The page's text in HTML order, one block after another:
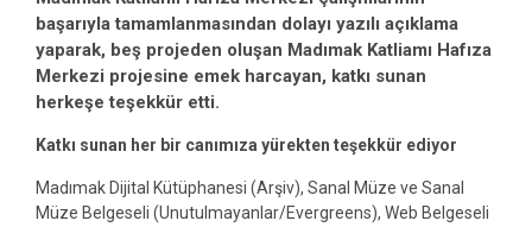
başarıyla tamamlanmasından dolayı yazılı açıklama
yaparak, beş projeden oluşan Madımak Katliamı Hafıza
Merkezi projesine emek harcayan, katkı sunan
herkeşe teşekkür etti.
Katkı sunan her bir canımıza yürekten teşekkür ediyor
Madımak Dijital Kütüphanesi (Arşiv), Sanal Müze ve Sanal
Müze Belgeseli (Unutulmayanlar/Evergreens), Web Belgeseli